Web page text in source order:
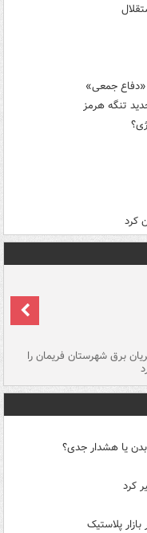
«دفاع جمعی»
تنگه هرمز
کرد
برق شهرستان فریمان را
یا هشدار جدی؟
کرد
پلاستیک